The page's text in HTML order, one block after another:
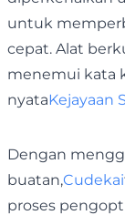
untuk
cepat. Alat
menemui kata
nyataKejayaan
Dengan
buatan,Cudekai
proses